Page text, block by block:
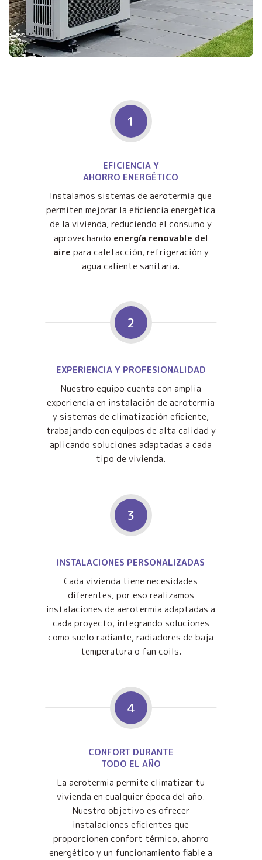
1
EFICIENCIA Y
AHORRO ENERGÉTICO
Instalamos sistemas de aerotermia que
permiten mejorar la eficiencia energética
de la vivienda, reduciendo el consumo y
aprovechando energía renovable del
aire para calefacción, refrigeración y
agua caliente sanitaria.
2
EXPERIENCIA Y PROFESIONALIDAD
Nuestro equipo cuenta con amplia
experiencia en instalación de aerotermia
y sistemas de climatización eficiente,
trabajando con equipos de alta calidad y
aplicando soluciones adaptadas a cada
tipo de vivienda.
3
INSTALACIONES PERSONALIZADAS
Cada vivienda tiene necesidades
diferentes, por eso realizamos
instalaciones de aerotermia adaptadas a
cada proyecto, integrando soluciones
como suelo radiante, radiadores de baja
temperatura o fan coils.
4
CONFORT DURANTE
TODO EL AÑO
La aerotermia permite climatizar tu
vivienda en cualquier época del año.
Nuestro objetivo es ofrecer
instalaciones eficientes que
proporcionen confort térmico, ahorro
energético y un funcionamiento fiable a